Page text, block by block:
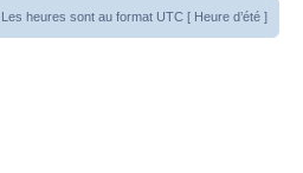
Les heures sont au format UTC [ Heure d’été ]